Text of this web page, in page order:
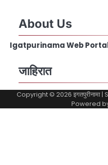
About Us
Igatpurinama Web
जाहिरात
Copyright © 2026 इगतपुरीनामा|
Powered